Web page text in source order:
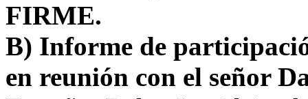
FIRME.
B) Informe de
en reunión con el señor